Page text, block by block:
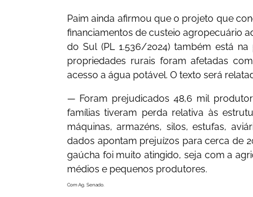
Paim ainda afirmou que o projeto que
financiamentos de custeio agropecuário
do Sul (PL 1.536/2024) também está
propriedades rurais foram afetadas
acesso a água potável. O texto será
— Foram prejudicados 48,6 mil
famílias tiveram perda relativa às
máquinas, armazéns, silos, estufas,
dados apontam prejuízos para cerca de
gaúcha foi muito atingido, seja com a
médios e pequenos produtores.
Com Ag. Senado.